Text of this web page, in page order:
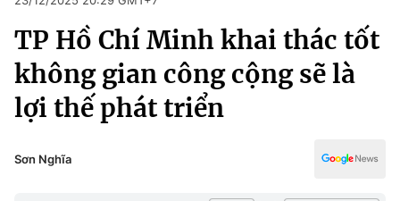
Chuyên mục
Chính trị
Xã hội
Pháp luật
Pháp luật
Kinh tế
Thể thao
Truyền hình
Văn hóa - Giải trí
TP Hồ Chí Minh khai thác tốt
không gian công cộng sẽ là
lợi thế phát triển
Sơn Nghĩa